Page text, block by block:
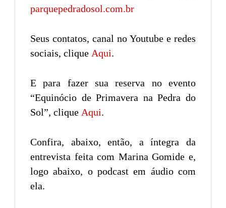
parquepedradosol.com.br
Seus contatos, canal no Youtube e redes
sociais, clique Aqui.
E para fazer sua reserva no evento
“Equinócio de Primavera na Pedra do
Sol”, clique Aqui.
Confira, abaixo, então, a íntegra da
entrevista feita com Marina Gomide e,
logo abaixo, o podcast em áudio com
ela.